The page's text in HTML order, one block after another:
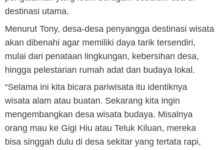
destinasi utama.
Menurut Tony, desa-desa penyangga destinasi wisata
akan dibenahi agar memiliki daya tarik tersendiri,
mulai dari penataan lingkungan, kebersihan desa,
hingga pelestarian rumah adat dan budaya lokal.
“Selama ini kita bicara pariwisata itu identiknya
wisata alam atau buatan. Sekarang kita ingin
mengembangkan desa wisata budaya. Misalnya
orang mau ke Gigi Hiu atau Teluk Kiluan, mereka
bisa singgah dulu di desa sekitar yang tertata rapi,